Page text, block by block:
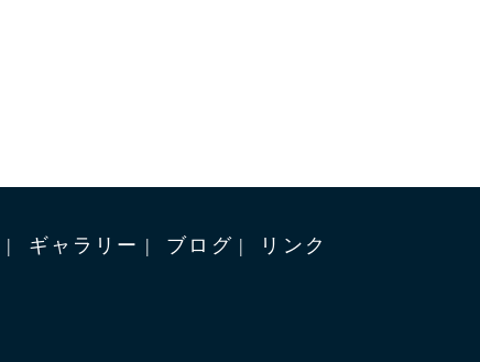
ギャラリー ブログ リンク